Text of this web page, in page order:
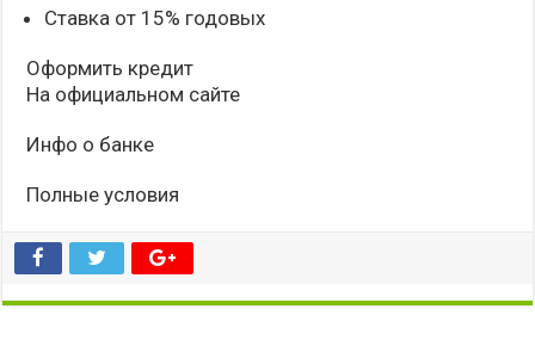
Ставка от 15% годовых
Оформить кредит
На официальном сайте
Инфо о банке
Полные условия